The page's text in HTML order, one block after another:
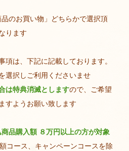
品のお買い物」どちらかで選択頂
ります
項は、下記に記載しております。
選択しご利用くださいませ
は特典消滅としますので、ご希望
すようお願い致します
商品購入額 ８万円以上の方が対象
コース、キャンペーンコースを除